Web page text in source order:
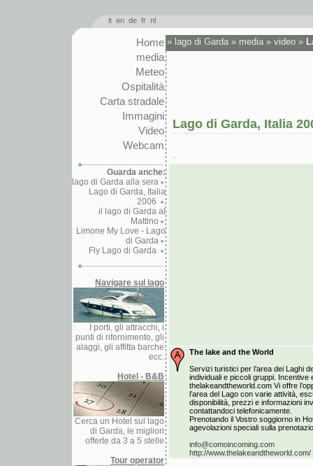
it en de fr nl
Home
media
Meteo
Ospitalità
Carta stradale
Immagini
Video
Webcam
Guarda anche:
lago di Garda alla sera
Lago di Garda, Italia
2006
il lago di Garda al
Mattino
Limone My Love - Lago
di Garda
Fly Lago di Garda
Navigare sul lago
I porti, gli attracchi, i
punti di rifornimento, gli
alaggi, gli affitta barche
ecc.
Hotel - B&B
Cerca un Hotel sul lago
di Garda, le migliori
offerte da 3 a 5 stelle
Tour operator
» lago di Garda » media » video »
Lago di Garda, Italia
The lake and the World
Servizi turistici per l’area dei Laghi
individuali e piccoli gruppi. Incentive
thelakeandtheworld.com Vi offre
l’area del Lago con varie attività,
disponibilità, prezzi e informazioni
contattandoci telefonicamente.
Prenotando il Vostro soggiorno in
agevolazioni speciali sulla
info@comoincoming.com
http://www.thelakeandtheworld.com/